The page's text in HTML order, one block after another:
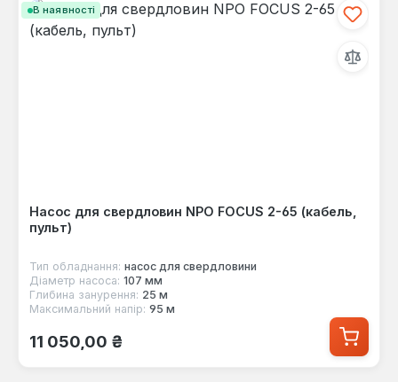
В наявності
Насос для свердловин NPO FOCUS 2-65 (кабель,
пульт)
Тип обладнання: насос для свердловини
Діаметр насоса: 107 мм
Глибина занурення: 25 м
Максимальний напір: 95 м
Звичайна ціна:
11 050,00 ₴